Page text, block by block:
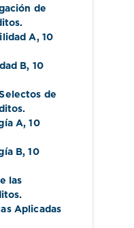
de
A, 10
B, 10
de
A, 10
B, 10
las
Aplicadas